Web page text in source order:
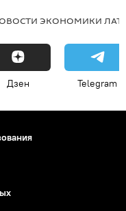
ЭКОНОМИКИ
Дзен Telegram